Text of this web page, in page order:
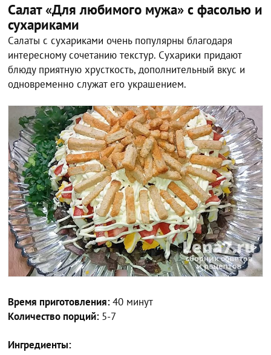
Салат «Для любимого мужа» с фасолью и
сухариками
Салаты с сухариками очень популярны благодаря
интересному сочетанию текстур. Сухарики придают
блюду приятную хрусткость, дополнительный вкус и
одновременно служат его украшением.
Время приготовления:40 минут
Количество порций: 5-7
Ингредиенты: